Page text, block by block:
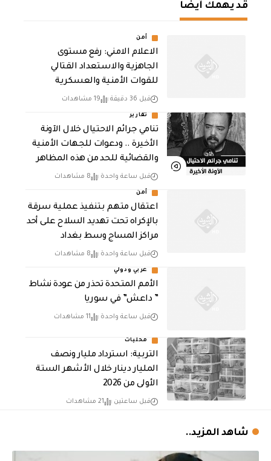
قد يهمك أيضا
أمن
الاعلام الامني: رفع مستوى
الجاهزية والاستعداد القتالي
للقوات الأمنية والعسكرية
قبل 36 دقيقة 19 مشاهدات
تقارير
تنامي جرائم الاحتيال خلال الآونة
الأخيرة .. ودعوات للجهات الأمنية
والقضائية للحد من هذه المظاهر
قبل ساعة واحدة 8 مشاهدات
أمن
اعتقال متهم بتنفيذ عملية سرقة
بالإكراه تحت تهديد السلاح على أحد
مراكز المساج وسط بغداد
قبل ساعة واحدة 8 مشاهدات
عربي ودولي
الأمم المتحدة تحذر من عودة نشاط
” داعش” في سوريا
قبل ساعة واحدة 11 مشاهدات
محليات
التربية: استرداد مليار ونصف
المليار دينار خلال الأشهر الستة
الأولى من 2026
قبل ساعتين 21 مشاهدات
شاهد المزيد..